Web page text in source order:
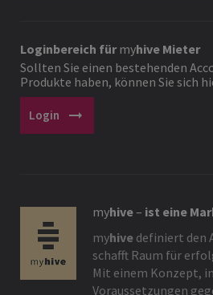
Loginbereich fürmyhive Mieter
Sollten Sie einen bestehenden
Produkte haben, können Sie sich
Login arrow_right_alt
myhive– ist eine
myhive definiert den
schafft Raum für
Mit einem Konzept,
Voraussetzungen